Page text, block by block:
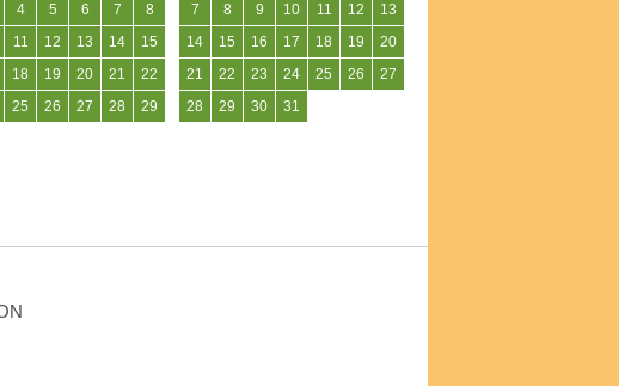
4 5 6 7 8
11 12 13 14 15
18 19 20 21 22
25 26 27 28 29
7 8 9 10 11 12 13
14 15 16 17 18 19 20
21 22 23 24 25 26 27
28 29 30 31